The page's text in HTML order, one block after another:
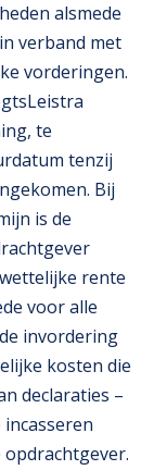
alsmede
verband met
vorderingen.
te
tenzij
Bij
is de
rente
voor alle
invordering
kosten die
declaraties –